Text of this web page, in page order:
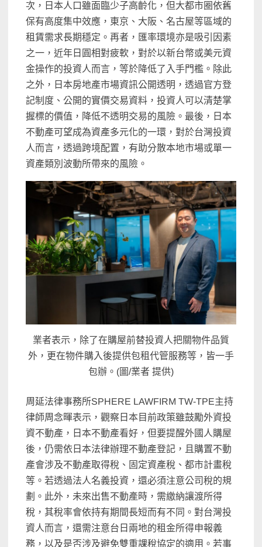
次，日本人口雖面臨少子高齡化，但大都市圈依舊
保有高度集中效應，東京、大阪、名古屋等區域的
租賃需求長期穩定。再者，匯率環境亦是吸引因素
之一，近年日圓相對疲軟，對於以新台幣或美元資
金操作的投資人而言，等於降低了入手門檻。除此
之外，日本房地產市場資訊公開透明，透過官方登
記制度、公開的實價交易資料，投資人可以清楚掌
握標的價值，降低不透明交易的風險。最後，日本
不動產可望成為資產多元化的一環，對於台灣投資
人而言，透過跨境配置，有助分散本地市場或單一
資產類別波動所帶來的風險。
業者表示，除了在購屋前替投資人把關物件品質
外，更在物件購入後提供包租代管服務等，皆一手
包辦。(圖/業者 提供)
周延法律事務所SPHERE LAWFIRM TW-TPE主持
律師周念暉表示，觀察日本目前政策雖鼓勵外資投
資不動產，日本不動產看好，但要提醒外國人購屋
後，仍需依日本法律辦理不動產登記，且購置不動
產會涉及不動產取得稅、固定資產稅、都市計畫稅
等。若透過法人名義投資，還必須注意公司稅的規
劃。此外，未來出售不動產時，需繳納讓渡所得
稅，其稅率會依持有期間長短而有不同。對台灣投
資人而言，還需注意台日兩地的租金所得申報義
務，以及是否涉及避免雙重課稅協定的適用。若事